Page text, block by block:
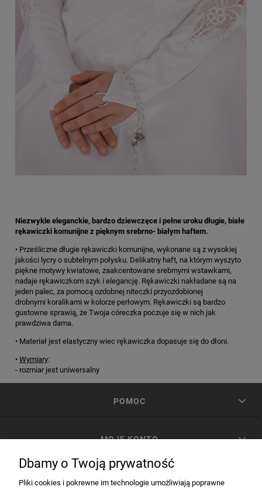
Niezwykle eleganckie, bardzo dziewczęce i pełne uroku długie, białe
rękawiczki komunijne z pięknym srebrno- białym haftem.
• Prześliczne długie rękawiczki komunijne, wykonane są z wysokiej
jakości lycry o subtelnym połysku. Delikatny haft, na którym wyszyto
piękne motywy kwiatowe, zaakcentowane srebrnymi wstawkami,
nadaje rękawiczkom szyk i elegancję. Rękawiczki nakładane są na
jeden palec, za pomocą ozdobnej niteczki przyozdobionej
drobnymi koralikami w kolorze perłowym. Rękawiczki są bardzo
gustowne sprawią, że Twoja córeczka poczuje się w nich jak
prawdziwa dama.
• Materiał jest elastyczny wiec rękawiczka dopasuje się do dłoni.
• Wymiary:
- rozmiar jest uniwersalny
POMOC
MOJE KONTO
Dbamy o Twoją prywatność
Pliki cookies i pokrewne im technologie umożliwiają poprawne